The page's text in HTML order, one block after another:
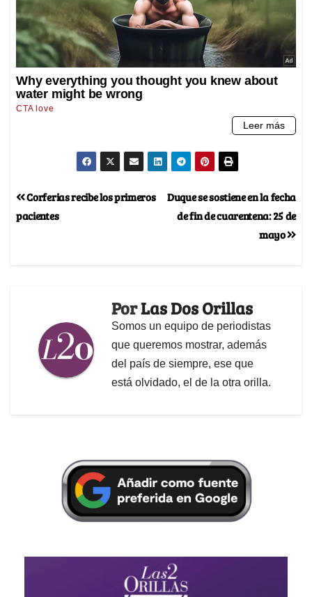
Duque se sostiene en la fecha
de fin de cuarentena: 25 de
mayo
Corferias recibe los primeros
pacientes
PorLas Dos Orillas
Somos un equipo de periodistas
que queremos mostrar, además
del país de siempre, ese que
está olvidado, el de la otra orilla.